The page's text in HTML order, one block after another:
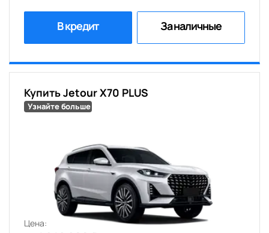
В кредит За наличные
Купить Jetour X70 PLUS
Узнайте больше
Цена: